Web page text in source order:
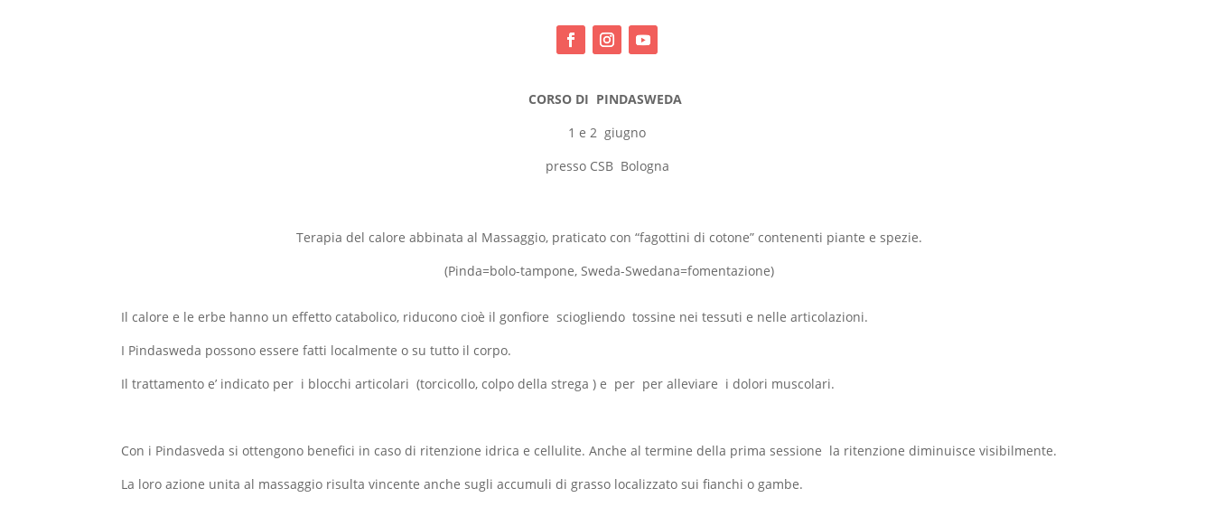
CORSO DI PINDASWEDA
1 e 2 giugno
presso CSB Bologna
Terapia del calore abbinata al Massaggio, praticato con “fagottini di cotone” contenenti piante e spezie.
(Pinda=bolo-tampone, Sweda-Swedana=fomentazione)
Il calore e le erbe hanno un effetto catabolico, riducono cioè il gonfiore sciogliendo tossine nei tessuti e nelle articolazioni.
I Pindasweda possono essere fatti localmente o su tutto il corpo.
Il trattamento e’ indicato per i blocchi articolari (torcicollo, colpo della strega ) e per per alleviare i dolori muscolari.
Con i Pindasveda si ottengono benefici in caso di ritenzione idrica e cellulite. Anche al termine della prima sessione la ritenzione diminuisce visibilmente.
La loro azione unita al massaggio risulta vincente anche sugli accumuli di grasso localizzato sui fianchi o gambe.